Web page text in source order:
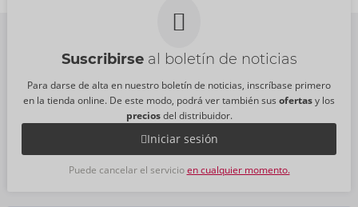
Suscribirseal boletín de noticias
Para darse de alta en nuestro boletín de noticias, inscríbase primero
en la tienda online. De este modo, podrá ver también sus ofertasy los
preciosdel distribuidor.
Iniciar sesión
Puede cancelar el servicioen cualquier momento.